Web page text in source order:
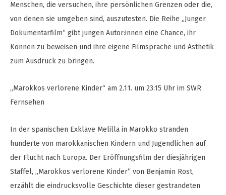
Menschen, die versuchen, ihre persönlichen Grenzen oder die,
von denen sie umgeben sind, auszutesten. Die Reihe „Junger
Dokumentarfilm“ gibt jungen Autor:innen eine Chance, ihr
Können zu beweisen und ihre eigene Filmsprache und Ästhetik
zum Ausdruck zu bringen.
„Marokkos verlorene Kinder“ am 2.11. um 23:15 Uhr im SWR
Fernsehen
In der spanischen Exklave Melilla in Marokko stranden
hunderte von marokkanischen Kindern und Jugendlichen auf
der Flucht nach Europa. Der Eröffnungsfilm der diesjährigen
Staffel, „Marokkos verlorene Kinder“ von Benjamin Rost,
erzählt die eindrucksvolle Geschichte dieser gestrandeten